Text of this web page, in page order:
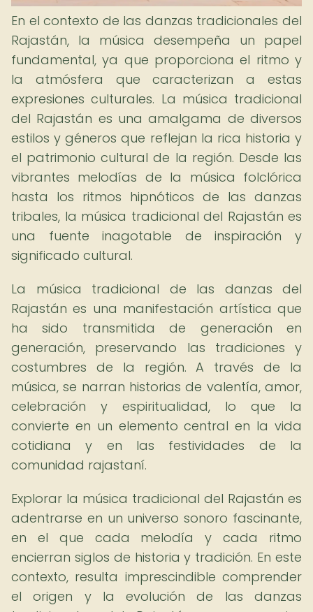
En el contexto de las danzas tradicionales del
Rajastán, la música desempeña un papel
fundamental, ya que proporciona el ritmo y
la atmósfera que caracterizan a estas
expresiones culturales. La música tradicional
del Rajastán es una amalgama de diversos
estilos y géneros que reflejan la rica historia y
el patrimonio cultural de la región. Desde las
vibrantes melodías de la música folclórica
hasta los ritmos hipnóticos de las danzas
tribales, la música tradicional del Rajastán es
una fuente inagotable de inspiración y
significado cultural.
La música tradicional de las danzas del
Rajastán es una manifestación artística que
ha sido transmitida de generación en
generación, preservando las tradiciones y
costumbres de la región. A través de la
música, se narran historias de valentía, amor,
celebración y espiritualidad, lo que la
convierte en un elemento central en la vida
cotidiana y en las festividades de la
comunidad rajastaní.
Explorar la música tradicional del Rajastán es
adentrarse en un universo sonoro fascinante,
en el que cada melodía y cada ritmo
encierran siglos de historia y tradición. En este
contexto, resulta imprescindible comprender
el origen y la evolución de las danzas